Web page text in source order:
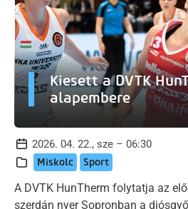
Kiesett a DVTK
alapembere
2026. 04. 22., sze – 06:30
Miskolc Sport
A DVTK HunTherm folytatja az
szerdán nyer Sopronban a